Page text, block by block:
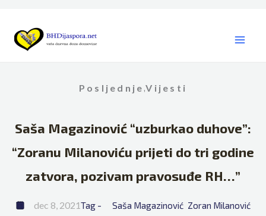
content
Posljednje ,Vijesti
Saša Magazinović “uzburkao duhove”:
“Zoranu Milanoviću prijeti do tri godine
zatvora, pozivam pravosuđe RH…”
dec 8, 2021Tag - Saša Magazinović Zoran Milanović